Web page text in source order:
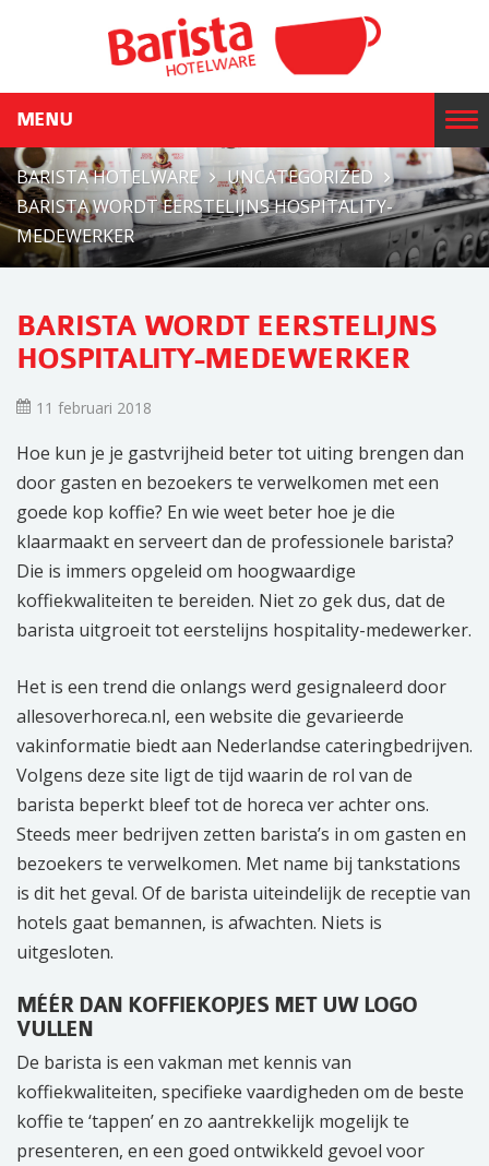
T
o
g
g
l
e
a
MENU
BARISTA HOTELWARE
UNCATEGORIZED
BARISTA WORDT EERSTELIJNS HOSPITALITY-
MEDEWERKER
BARISTA WORDT EERSTELIJNS
HOSPITALITY-MEDEWERKER
11 februari 2018
Hoe kun je je gastvrijheid beter tot uiting brengen dan
door gasten en bezoekers te verwelkomen met een
goede kop koffie? En wie weet beter hoe je die
klaarmaakt en serveert dan de professionele barista?
Die is immers opgeleid om hoogwaardige
koffiekwaliteiten te bereiden. Niet zo gek dus, dat de
barista uitgroeit tot eerstelijns hospitality-medewerker.
Het is een trend die onlangs werd gesignaleerd door
allesoverhoreca.nl, een website die gevarieerde
vakinformatie biedt aan Nederlandse cateringbedrijven.
Volgens deze site ligt de tijd waarin de rol van de
barista beperkt bleef tot de horeca ver achter ons.
Steeds meer bedrijven zetten barista’s in om gasten en
bezoekers te verwelkomen. Met name bij tankstations
is dit het geval. Of de barista uiteindelijk de receptie van
hotels gaat bemannen, is afwachten. Niets is
uitgesloten.
MÉÉR DAN KOFFIEKOPJES MET UW LOGO
VULLEN
De barista is een vakman met kennis van
koffiekwaliteiten, specifieke vaardigheden om de beste
koffie te ‘tappen’ en zo aantrekkelijk mogelijk te
presenteren, en een goed ontwikkeld gevoel voor